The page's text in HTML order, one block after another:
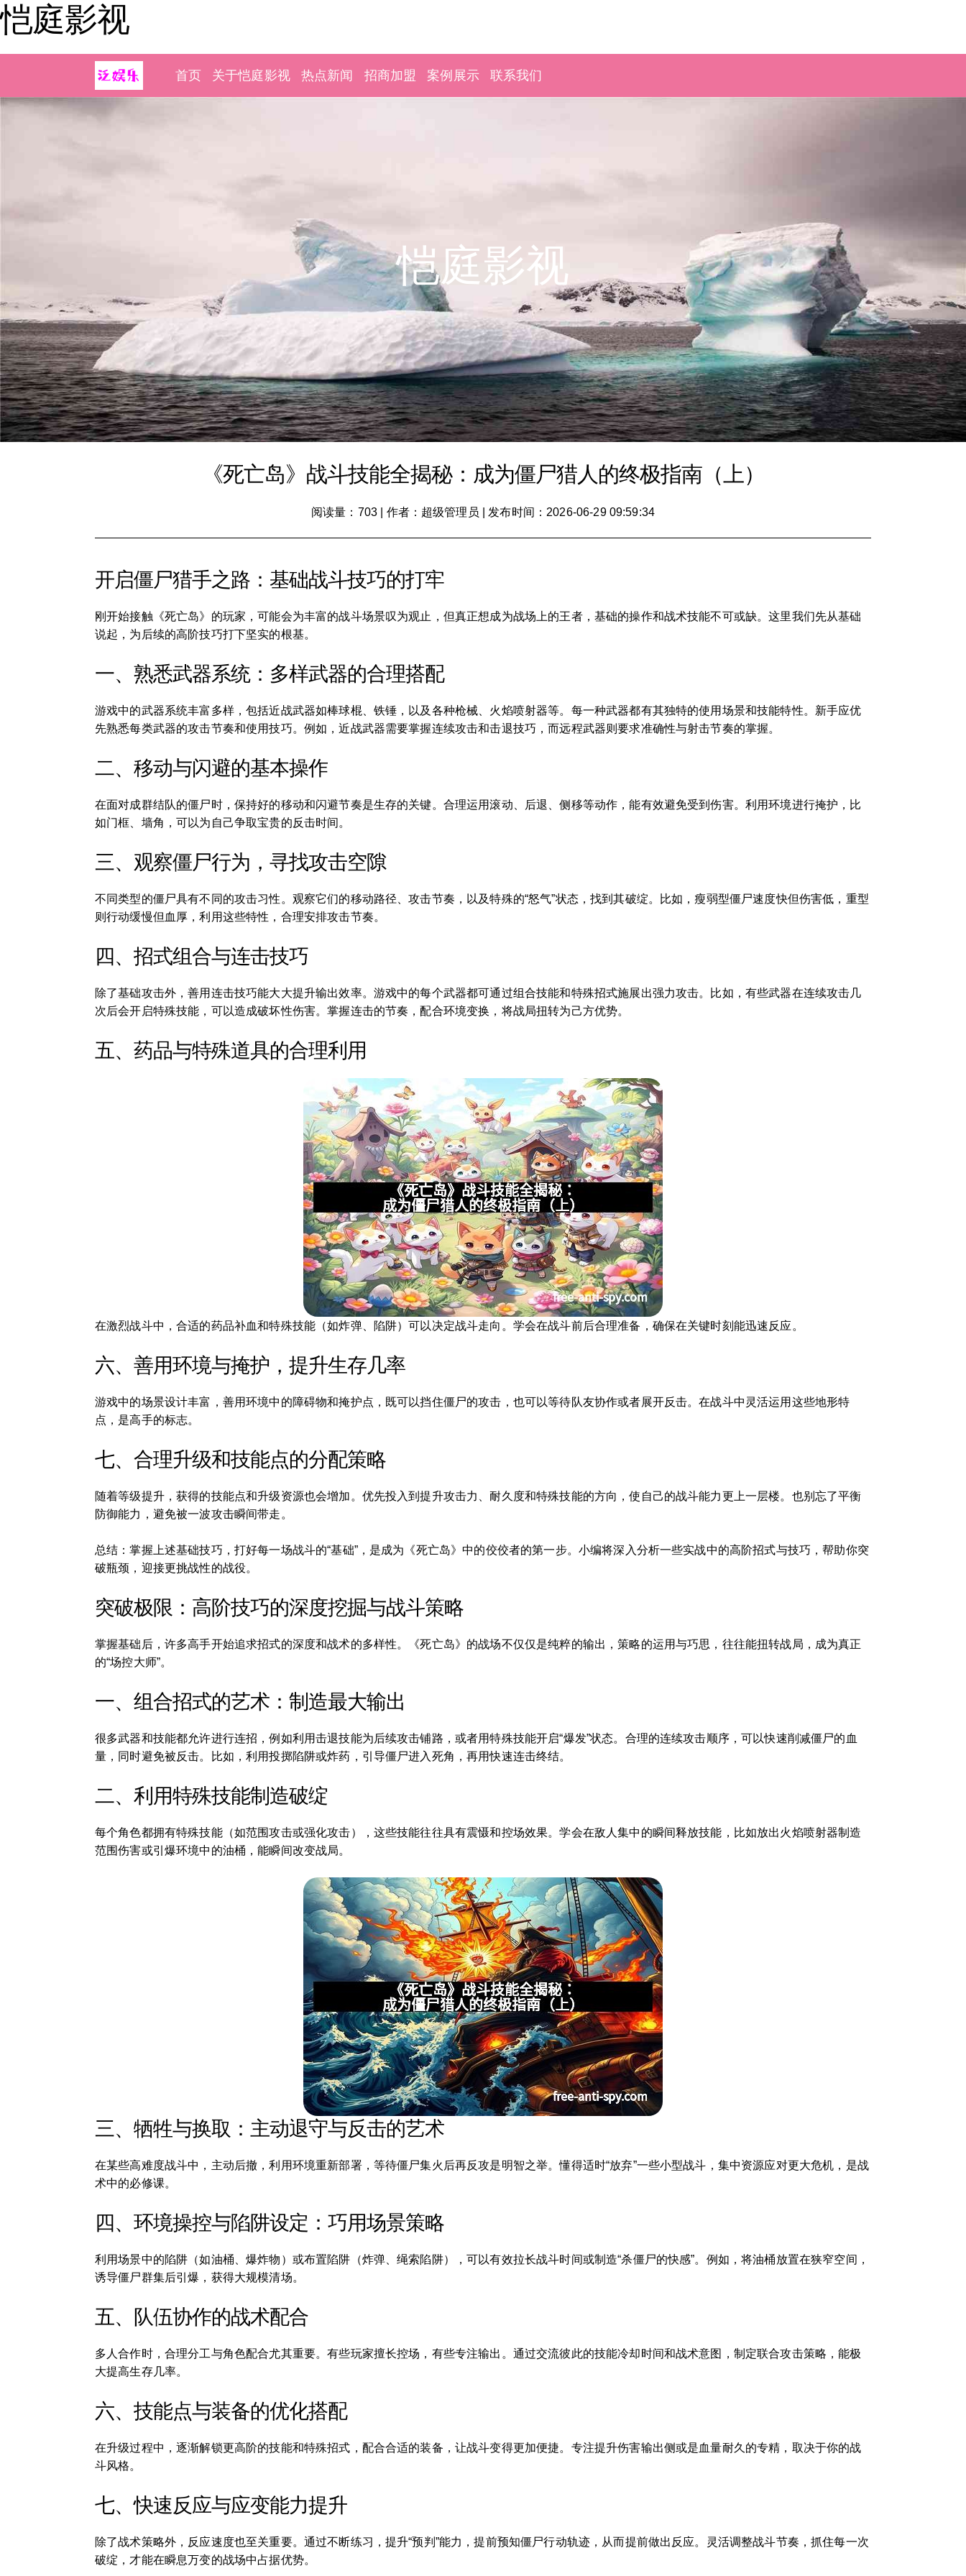
恺庭影视
首页 关于恺庭影视 热点新闻 招商加盟 案例展示 联系我们
恺庭影视
《死亡岛》战斗技能全揭秘：成为僵尸猎人的终极指南（上）
阅读量：703 作者：超级管理员 发布时间：2026-06-29 09:59:34
开启僵尸猎手之路：基础战斗技巧的打牢
刚开始接触《死亡岛》的玩家，可能会为丰富的战斗场景叹为观止，但真正想成为战场上的王者，基础的操作和战术技能不可或缺。这里我们先从基础
说起，为后续的高阶技巧打下坚实的根基。
一、熟悉武器系统：多样武器的合理搭配
游戏中的武器系统丰富多样，包括近战武器如棒球棍、铁锤，以及各种枪械、火焰喷射器等。每一种武器都有其独特的使用场景和技能特性。新手应优
先熟悉每类武器的攻击节奏和使用技巧。例如，近战武器需要掌握连续攻击和击退技巧，而远程武器则要求准确性与射击节奏的掌握。
二、移动与闪避的基本操作
在面对成群结队的僵尸时，保持好的移动和闪避节奏是生存的关键。合理运用滚动、后退、侧移等动作，能有效避免受到伤害。利用环境进行掩护，比
如门框、墙角，可以为自己争取宝贵的反击时间。
三、观察僵尸行为，寻找攻击空隙
不同类型的僵尸具有不同的攻击习性。观察它们的移动路径、攻击节奏，以及特殊的“怒气”状态，找到其破绽。比如，瘦弱型僵尸速度快但伤害低，重型
则行动缓慢但血厚，利用这些特性，合理安排攻击节奏。
四、招式组合与连击技巧
除了基础攻击外，善用连击技巧能大大提升输出效率。游戏中的每个武器都可通过组合技能和特殊招式施展出强力攻击。比如，有些武器在连续攻击几
次后会开启特殊技能，可以造成破坏性伤害。掌握连击的节奏，配合环境变换，将战局扭转为己方优势。
五、药品与特殊道具的合理利用
在激烈战斗中，合适的药品补血和特殊技能（如炸弹、陷阱）可以决定战斗走向。学会在战斗前后合理准备，确保在关键时刻能迅速反应。
六、善用环境与掩护，提升生存几率
游戏中的场景设计丰富，善用环境中的障碍物和掩护点，既可以挡住僵尸的攻击，也可以等待队友协作或者展开反击。在战斗中灵活运用这些地形特
点，是高手的标志。
七、合理升级和技能点的分配策略
随着等级提升，获得的技能点和升级资源也会增加。优先投入到提升攻击力、耐久度和特殊技能的方向，使自己的战斗能力更上一层楼。也别忘了平衡
防御能力，避免被一波攻击瞬间带走。
总结：掌握上述基础技巧，打好每一场战斗的“基础”，是成为《死亡岛》中的佼佼者的第一步。小编将深入分析一些实战中的高阶招式与技巧，帮助你突
破瓶颈，迎接更挑战性的战役。
突破极限：高阶技巧的深度挖掘与战斗策略
掌握基础后，许多高手开始追求招式的深度和战术的多样性。《死亡岛》的战场不仅仅是纯粹的输出，策略的运用与巧思，往往能扭转战局，成为真正
的“场控大师”。
一、组合招式的艺术：制造最大输出
很多武器和技能都允许进行连招，例如利用击退技能为后续攻击铺路，或者用特殊技能开启“爆发”状态。合理的连续攻击顺序，可以快速削减僵尸的血
量，同时避免被反击。比如，利用投掷陷阱或炸药，引导僵尸进入死角，再用快速连击终结。
二、利用特殊技能制造破绽
每个角色都拥有特殊技能（如范围攻击或强化攻击），这些技能往往具有震慑和控场效果。学会在敌人集中的瞬间释放技能，比如放出火焰喷射器制造
范围伤害或引爆环境中的油桶，能瞬间改变战局。
三、牺牲与换取：主动退守与反击的艺术
在某些高难度战斗中，主动后撤，利用环境重新部署，等待僵尸集火后再反攻是明智之举。懂得适时“放弃”一些小型战斗，集中资源应对更大危机，是战
术中的必修课。
四、环境操控与陷阱设定：巧用场景策略
利用场景中的陷阱（如油桶、爆炸物）或布置陷阱（炸弹、绳索陷阱），可以有效拉长战斗时间或制造“杀僵尸的快感”。例如，将油桶放置在狭窄空间，
诱导僵尸群集后引爆，获得大规模清场。
五、队伍协作的战术配合
多人合作时，合理分工与角色配合尤其重要。有些玩家擅长控场，有些专注输出。通过交流彼此的技能冷却时间和战术意图，制定联合攻击策略，能极
大提高生存几率。
六、技能点与装备的优化搭配
在升级过程中，逐渐解锁更高阶的技能和特殊招式，配合合适的装备，让战斗变得更加便捷。专注提升伤害输出侧或是血量耐久的专精，取决于你的战
斗风格。
七、快速反应与应变能力提升
除了战术策略外，反应速度也至关重要。通过不断练习，提升“预判”能力，提前预知僵尸行动轨迹，从而提前做出反应。灵活调整战斗节奏，抓住每一次
破绽，才能在瞬息万变的战场中占据优势。